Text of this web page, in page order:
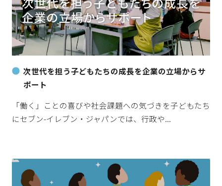
次世代を担う子どもたちの成長を企業の立場からサ
ポート
「働く」ことの喜びや社会課題への気づきを子どもたち
にセブン-イレブン・ジャパンでは、行政や...